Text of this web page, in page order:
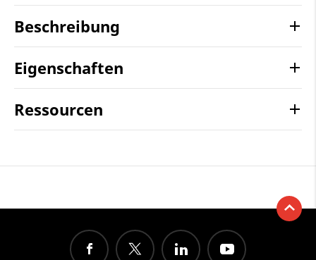
Beschreibung
Eigenschaften
Ressourcen